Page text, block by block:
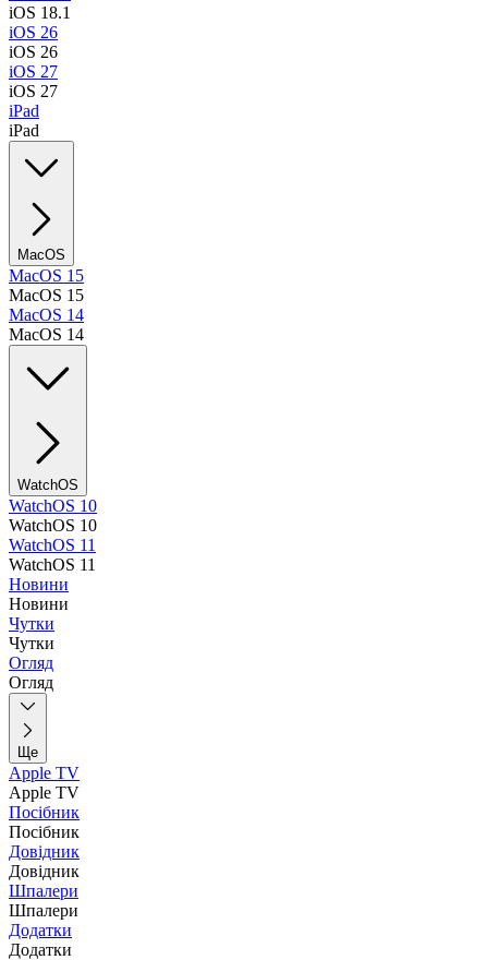
iOS 18.1
iOS 26
iOS 26
iOS 27
iOS 27
iPad
iPad
MacOS
MacOS 15
MacOS 15
MacOS 14
MacOS 14
WatchOS
WatchOS 10
WatchOS 10
WatchOS 11
WatchOS 11
Новини
Новини
Чутки
Чутки
Огляд
Огляд
Ще
Apple TV
Apple TV
Посібник
Посібник
Довідник
Довідник
Шпалери
Шпалери
Додатки
Додатки